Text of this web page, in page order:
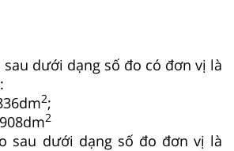
sau dưới dạng số đo có đơn vị là
2;
2
sau dưới dạng số đo đơn vị là